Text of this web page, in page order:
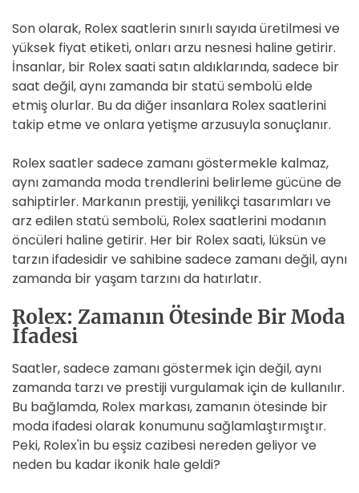
Son olarak, Rolex saatlerin sınırlı sayıda üretilmesi ve
yüksek fiyat etiketi, onları arzu nesnesi haline getirir.
İnsanlar, bir Rolex saati satın aldıklarında, sadece bir
saat değil, aynı zamanda bir statü sembolü elde
etmiş olurlar. Bu da diğer insanlara Rolex saatlerini
takip etme ve onlara yetişme arzusuyla sonuçlanır.
Rolex saatler sadece zamanı göstermekle kalmaz,
aynı zamanda moda trendlerini belirleme gücüne de
sahiptirler. Markanın prestiji, yenilikçi tasarımları ve
arz edilen statü sembolü, Rolex saatlerini modanın
öncüleri haline getirir. Her bir Rolex saati, lüksün ve
tarzın ifadesidir ve sahibine sadece zamanı değil, aynı
zamanda bir yaşam tarzını da hatırlatır.
Rolex: Zamanın Ötesinde Bir Moda
İfadesi
Saatler, sadece zamanı göstermek için değil, aynı
zamanda tarzı ve prestiji vurgulamak için de kullanılır.
Bu bağlamda, Rolex markası, zamanın ötesinde bir
moda ifadesi olarak konumunu sağlamlaştırmıştır.
Peki, Rolex'in bu eşsiz cazibesi nereden geliyor ve
neden bu kadar ikonik hale geldi?